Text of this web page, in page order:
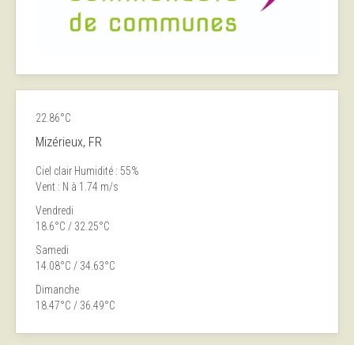
22.86°C
Mizérieux, FR
Ciel clair Humidité : 55%
Vent : N à 1.74 m/s
Vendredi
18.6°C / 32.25°C
Samedi
14.08°C / 34.63°C
Dimanche
18.47°C / 36.49°C